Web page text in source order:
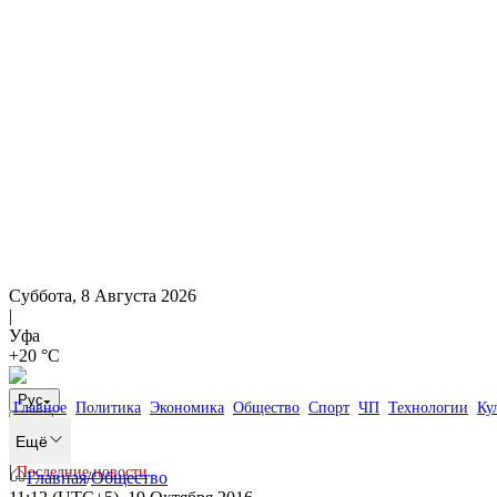
Суббота, 8 Августа 2026
|
Уфа
+20 °С
Рус
Главное Политика Экономика Общество Спорт ЧП Технологии
Ещё
| Последние новости
Главная/Общество